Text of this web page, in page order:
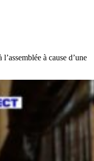
à cause d’une